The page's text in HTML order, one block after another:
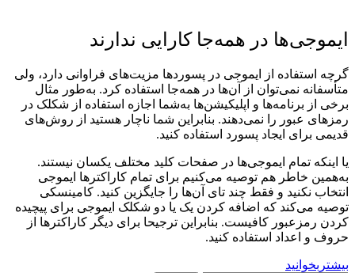
ایموجی‌ها در همه‌جا کارایی ندارند
گرچه استفاده از ایموجی در پسوردها مزیت‌های فراوانی دارد، ولی
متأسفانه نمی‌توان از آن‌ها در همه‌جا استفاده کرد. به‌طور مثال
برخی از برنامه‌ها و اپلیکیشن‌ها به‌شما اجازه استفاده از شکلک در
رمزهای عبور را نمی‌دهند. بنابراین شما ناچار هستید از روش‌های
قدیمی برای ایجاد پسورد استفاده کنید.
یا اینکه تمام ایموجی‌ها در صفحات کلید مختلف یکسان نیستند.
به‌همین خاطر هم توصیه می‌کنیم برای تمام کاراکترها ایموجی
انتخاب نکنید و فقط چند تای آن‌ها را جایگزین کنید. کامینسکی
توصیه می‌کند که اضافه کردن یک یا دو شکلک ایموجی برای پیچیده
کردن رمزعبور کافیست. بنابراین ترجیحا برای دیگر کاراکترها از
حروف و اعداد استفاده کنید.
بیشتربخوانید